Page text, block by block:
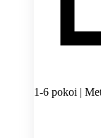
1-6 pokoi |